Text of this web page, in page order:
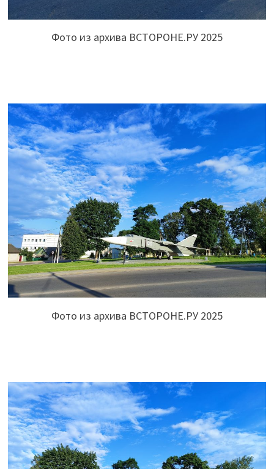
Фото из архива ВСТОРОНЕ.РУ 2025
Фото из архива ВСТОРОНЕ.РУ 2025